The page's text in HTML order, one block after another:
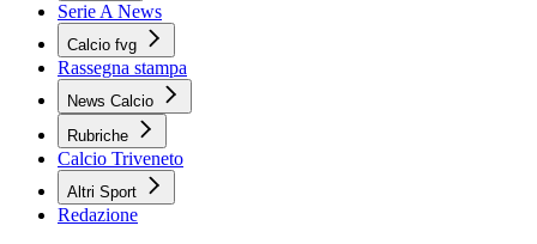
Serie A News
Calcio fvg
Rassegna stampa
News Calcio
Rubriche
Calcio Triveneto
Altri Sport
Redazione